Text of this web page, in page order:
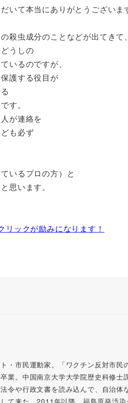
いて本当にありがとうございま
殺虫成分のことなどが出てきて、
うしの
いるのですが、
護する役目が
す。
が連絡を
も必ず
いるプロの方）と
思います。
ックが励みになります！
・市民運動家。「ワクチン反対市民
業。中国南京大学大学院歴史科修士
令や行政文書を読み込んで、自治
て来た。2011年以降、福島原発汚